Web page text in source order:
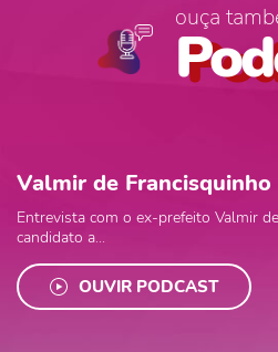
ouça
Valmir de Francisquinho
Entrevista com o ex-prefeito Valmir
candidato a...
OUVIR PODCAST